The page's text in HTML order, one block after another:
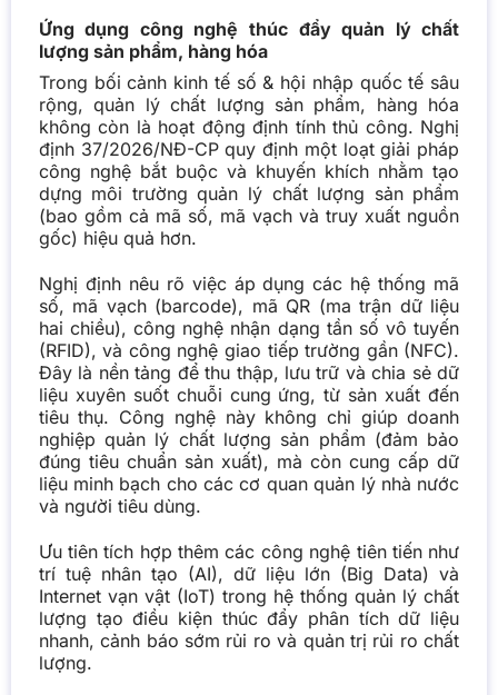
Ứng dụng công nghệ thúc đẩy quản lý chất
lượng sản phẩm, hàng hóa
Trong bối cảnh kinh tế số & hội nhập quốc tế sâu
rộng, quản lý chất lượng sản phẩm, hàng hóa
không còn là hoạt động định tính thủ công. Nghị
định 37/2026/NĐ-CP quy định một loạt giải pháp
công nghệ bắt buộc và khuyến khích nhằm tạo
dựng môi trường quản lý chất lượng sản phẩm
(bao gồm cả mã số, mã vạch và truy xuất nguồn
gốc) hiệu quả hơn.
Nghị định nêu rõ việc áp dụng các hệ thống mã
số, mã vạch (barcode), mã QR (ma trận dữ liệu
hai chiều), công nghệ nhận dạng tần số vô tuyến
(RFID), và công nghệ giao tiếp trường gần (NFC).
Đây là nền tảng để thu thập, lưu trữ và chia sẻ dữ
liệu xuyên suốt chuỗi cung ứng, từ sản xuất đến
tiêu thụ. Công nghệ này không chỉ giúp doanh
nghiệp quản lý chất lượng sản phẩm (đảm bảo
đúng tiêu chuẩn sản xuất), mà còn cung cấp dữ
liệu minh bạch cho các cơ quan quản lý nhà nước
và người tiêu dùng.
Ưu tiên tích hợp thêm các công nghệ tiên tiến như
trí tuệ nhân tạo (AI), dữ liệu lớn (Big Data) và
Internet vạn vật (IoT) trong hệ thống quản lý chất
lượng tạo điều kiện thúc đẩy phân tích dữ liệu
nhanh, cảnh báo sớm rủi ro và quản trị rủi ro chất
lượng.